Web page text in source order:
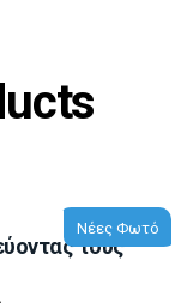
Νέες Φωτό
τους